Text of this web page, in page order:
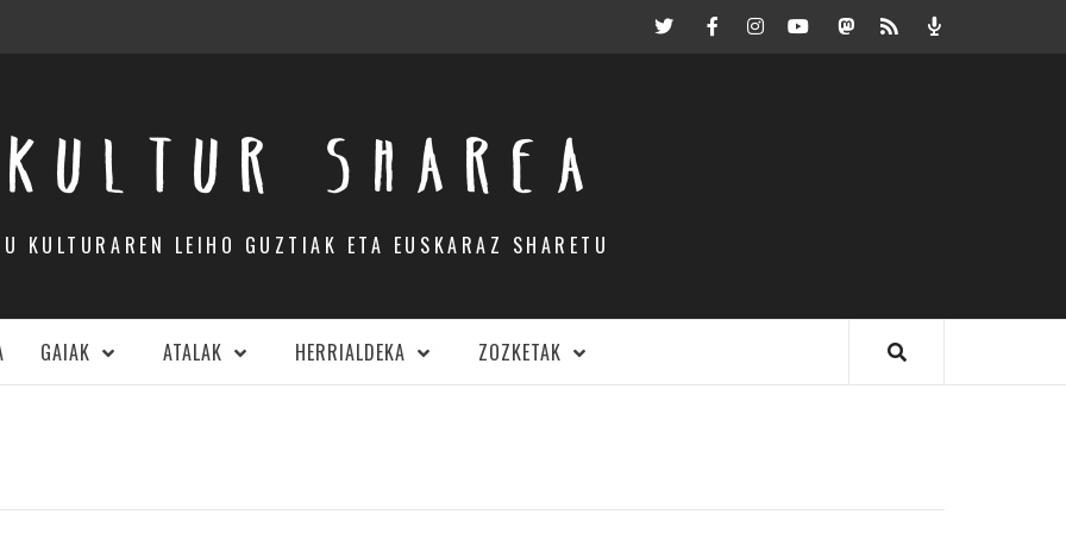
TwitterFacebookInstagramYoutubeMastodon.eus
RSS Podcast
KULTUR SHAREA
KULTURAREN LEIHO GUZTIAK ETA EUSKARAZ SHARETU
GAIAK ATALAK HERRIALDEKA ZOZKETAK